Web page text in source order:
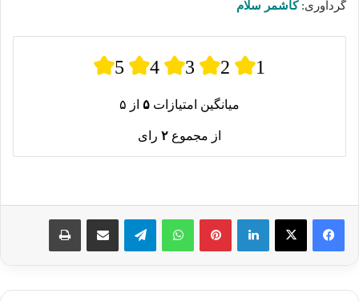
گردآوری:کاشمر سلام
5 4 3 2 1
میانگین امتیازات ۵ از ۵
از مجموع ۲ رای
لینکدین پینترستواتس آپ تلگرام اشتراک گذاری از طریق ایمیل چاپ